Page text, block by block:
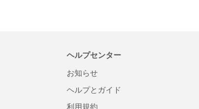
ヘルプセンター
お知らせ
ヘルプとガイド
利用規約